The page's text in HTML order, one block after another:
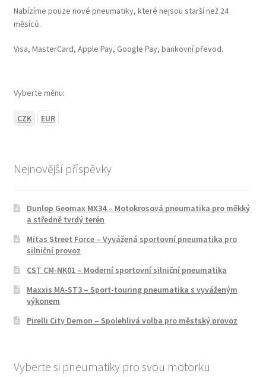
Nabízíme pouze nové pneumatiky, které nejsou starší než 24
měsíců.
Visa, MasterCard, Apple Pay, Google Pay, bankovní převod.
Vyberte měnu:
CZK EUR
Nejnovější příspěvky
Dunlop Geomax MX34 – Motokrosová pneumatika pro měkký
a středně tvrdý terén
Mitas Street Force – Vyvážená sportovní pneumatika pro
silniční provoz
CST CM-NK01 – Moderní sportovní silniční pneumatika
Maxxis MA-ST3 – Sport-touring pneumatika s vyváženým
výkonem
Pirelli City Demon – Spolehlivá volba pro městský provoz
Vyberte si pneumatiky pro svou motorku